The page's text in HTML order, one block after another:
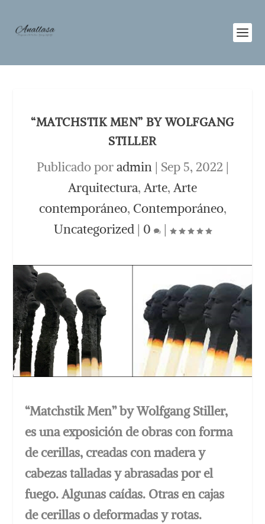
“MATCHSTIK MEN” BY WOLFGANG
STILLER
Publicado poradmin| Sep 5, 2022 |
Arquitectura, Arte, Arte
contemporáneo, Contemporáneo,
Uncategorized | 0 |
“Matchstik Men” by Wolfgang Stiller,
es una exposición de obras con forma
de cerillas, creadas con madera y
cabezas talladas y abrasadas por el
fuego. Algunas caídas. Otras en cajas
de cerillas o deformadas y rotas.